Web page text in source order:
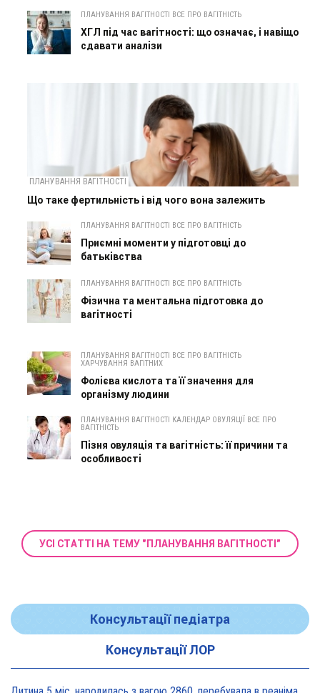
ПЛАНУВАННЯ ВАГІТНОСТІ ВСЕ ПРО ВАГІТНІСТЬ
ХГЛ під час вагітності: що означає, і навіщо
сдавати аналізи
ПЛАНУВАННЯ ВАГІТНОСТІ
Що таке фертильність і від чого вона залежить
ПЛАНУВАННЯ ВАГІТНОСТІ ВСЕ ПРО ВАГІТНІСТЬ
Приємні моменти у підготовці до
батьківства
ПЛАНУВАННЯ ВАГІТНОСТІ ВСЕ ПРО ВАГІТНІСТЬ
Фізична та ментальна підготовка до
вагітності
ПЛАНУВАННЯ ВАГІТНОСТІ ВСЕ ПРО ВАГІТНІСТЬ
ХАРЧУВАННЯ ВАГІТНИХ
Фолієва кислота та її значення для
організму людини
ПЛАНУВАННЯ ВАГІТНОСТІ КАЛЕНДАР ОВУЛЯЦІЇ ВСЕ ПРО
ВАГІТНІСТЬ
Пізня овуляція та вагітність: її причини та
особливості
УСІ СТАТТІ НА ТЕМУ "ПЛАНУВАННЯ ВАГІТНОСТІ"
Консультації педіатра
Консультації ЛОР